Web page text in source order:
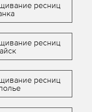
ресниц
ресниц
ресниц